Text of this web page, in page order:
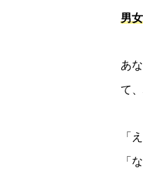
男
あ
て
「
「